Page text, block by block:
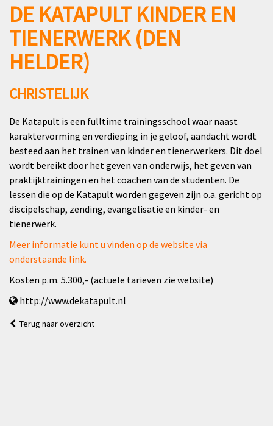
DE KATAPULT KINDER EN
TIENERWERK (DEN
HELDER)
CHRISTELIJK
De Katapult is een fulltime trainingsschool waar naast
karaktervorming en verdieping in je geloof, aandacht wordt
besteed aan het trainen van kinder en tienerwerkers. Dit doel
wordt bereikt door het geven van onderwijs, het geven van
praktijktrainingen en het coachen van de studenten. De
lessen die op de Katapult worden gegeven zijn o.a. gericht op
discipelschap, zending, evangelisatie en kinder- en
tienerwerk.
Meer informatie kunt u vinden op de website via
onderstaande link.
Kosten p.m. 5.300,- (actuele tarieven zie website)
http://www.dekatapult.nl
Terug naar overzicht